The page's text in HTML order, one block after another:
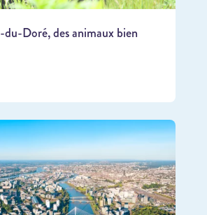
du-Doré, des animaux bien